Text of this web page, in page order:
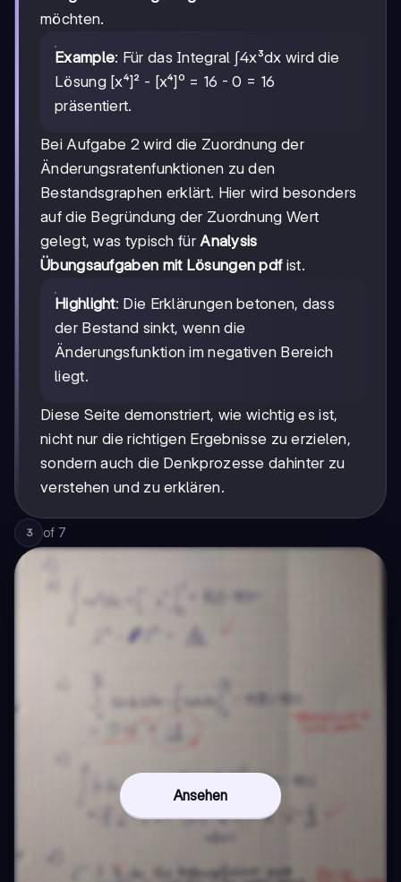
möchten.
Example: Für das Integral ∫4x³dx wird die
Lösung [x⁴]² - [x⁴]⁰ = 16 - 0 = 16
präsentiert.
Bei Aufgabe 2 wird die Zuordnung der
Änderungsratenfunktionen zu den
Bestandsgraphen erklärt. Hier wird besonders
auf die Begründung der Zuordnung Wert
gelegt, was typisch für Analysis
Übungsaufgaben mit Lösungen pdfist.
Highlight: Die Erklärungen betonen, dass
der Bestand sinkt, wenn die
Änderungsfunktion im negativen Bereich
liegt.
Diese Seite demonstriert, wie wichtig es ist,
nicht nur die richtigen Ergebnisse zu erzielen,
sondern auch die Denkprozesse dahinter zu
verstehen und zu erklären.
3 of 7
Ansehen